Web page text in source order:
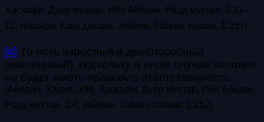
Хаскафи. Дурр мухтар, Ибн Абидин. Радд мухтар, 2:11 –
12; Насафи. Канз дакаик, Зейляи. Табьин хакаик, 1:257)
[4] То есть взрослый и дееспособный
(вменяемый), поскольку в ином случае человек
не будет иметь правовую ответственность.
(Абидин. Хадия, 198; Хаскафи. Дурр мухтар, Ибн Абидин.
Радд мухтар, 2:4; Зейляи. Табьин хакаик, 1:252)